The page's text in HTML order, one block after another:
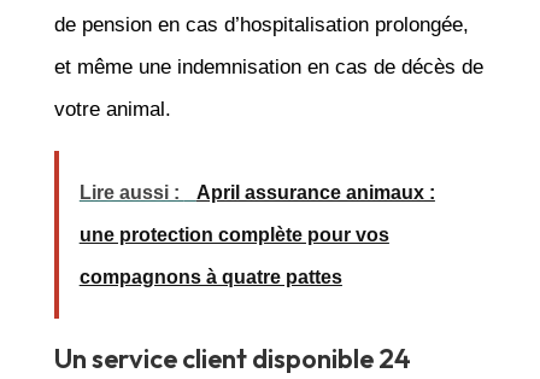
de pension en cas d’hospitalisation prolongée,
et même une indemnisation en cas de décès de
votre animal.
Lire aussi : April assurance animaux :
une protection complète pour vos
compagnons à quatre pattes
Un service client disponible 24